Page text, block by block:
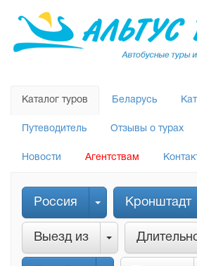
Каталог туров Беларусь
Путеводитель Отзывы о турах
Новости Агентствам
Россия Кронштадт
Выезд из